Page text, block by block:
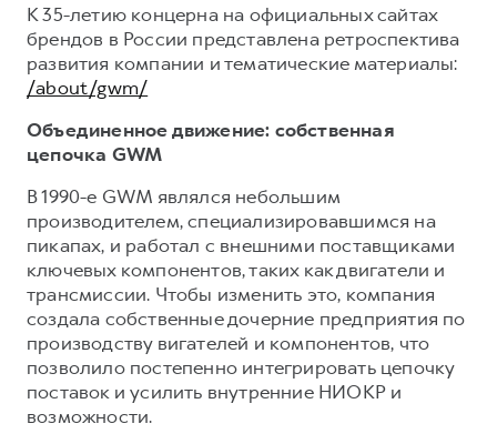
К 35-летию концерна на официальных сайтах
брендов в России представлена ретроспектива
развития компании и тематические материалы:
/about/gwm/
Объединенное движение: собственная
цепочка GWM
В 1990-е GWM являлся небольшим
производителем, специализировавшимся на
пикапах, и работал с внешними поставщиками
ключевых компонентов, таких как двигатели и
трансмиссии. Чтобы изменить это, компания
создала собственные дочерние предприятия по
производству вигателей и компонентов, что
позволило постепенно интегрировать цепочку
поставок и усилить внутренние НИОКР и
возможности.